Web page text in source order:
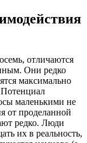
отличаются
Они редко
максимально
маленькими не
от проделанной
редко. Люди
их в реальность,